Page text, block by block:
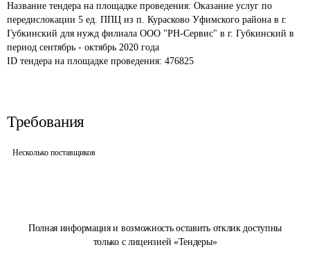
Полная информация и возможность оставить отклик доступны
только с лицензией «Тендеры»
Название тендера на площадке проведения: Оказание услуг по
передислокации 5 ед. ППЦ из п. Курасково Уфимского района в г.
Губкинский для нужд филиала ООО "РН-Сервис" в г. Губкинский в
период сентябрь - октябрь 2020 года
ID тендера на площадке проведения: 476825
Требования
Несколько поставщиков